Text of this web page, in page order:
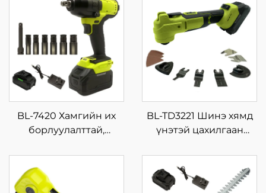
BL-7420 Хамгийн их
борлуулалттай,
ключний багц, өндөр
чанартай, дахин
ашиглах зориулалтын
BL-TD3221 Шинэ хямд
үнэтэй цахилгаан
багц, утасгүй хэрэгсэл,
дриль, машин, гарын
түрхүүрийн хэрэгсэл